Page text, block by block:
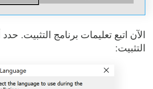
الآن اتبع تعليمات برنامج التثبيت.
التثبيت: